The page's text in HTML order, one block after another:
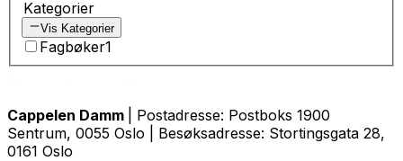
Kategorier
Vis Kategorier
Fagbøker1
Cappelen Damm
| Postadresse: Postboks 1900
Sentrum, 0055 Oslo | Besøksadresse: Stortingsgata 28,
0161 Oslo